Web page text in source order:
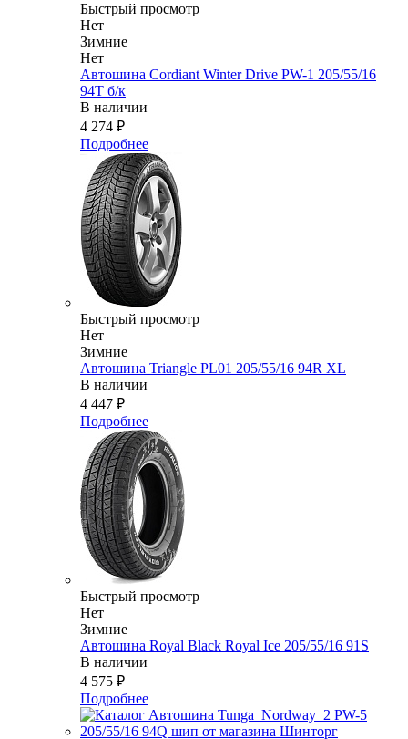
Быстрый просмотр
Нет
Зимние
Нет
Автошина Cordiant Winter Drive PW-1 205/55/16
94T б/к
В наличии
4 274 ₽
Подробнее
Быстрый просмотр
Нет
Зимние
Автошина Triangle PL01 205/55/16 94R XL
В наличии
4 447 ₽
Подробнее
Быстрый просмотр
Нет
Зимние
Автошина Royal Black Royal Ice 205/55/16 91S
В наличии
4 575 ₽
Подробнее